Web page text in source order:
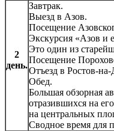
2
день.
Завтрак.
Выезд в Азов.
Посещение
Экскурсия «Азов и
Это один из
Посещение
Отъезд в Ростов-
Обед.
Большая обзорная
отразившихся на
на центральных
Сводное время для